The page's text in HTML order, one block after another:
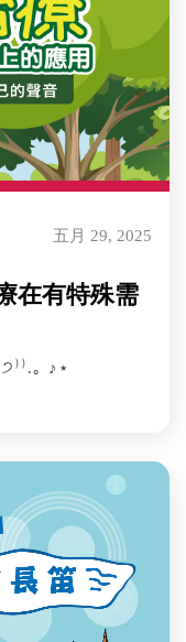
五月 29, 2025
在有特殊需
｡ ♪⋆